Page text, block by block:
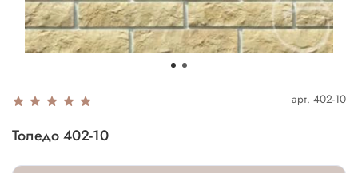
арт. 402-10
Толедо 402-10